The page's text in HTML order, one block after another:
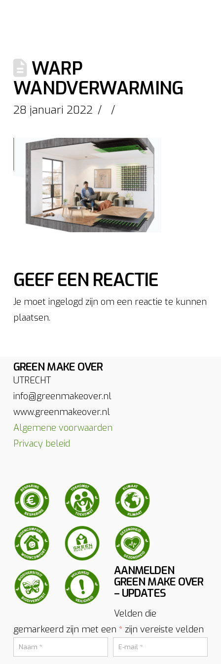
WARP
WANDVERWARMING
28 januari 2022
GEEF EEN REACTIE
Je moet ingelogd zijn om een reactie te kunnen
plaatsen.
GREEN MAKE OVER
UTRECHT
info@greenmakeover.nl
www.greenmakeover.nl
Algemene voorwaarden
Privacy beleid
AANMELDEN
GREEN MAKE OVER
– UPDATES
Velden die
gemarkeerd zijn met een *zijn vereiste velden